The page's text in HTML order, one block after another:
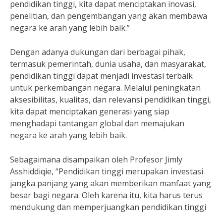
pendidikan tinggi, kita dapat menciptakan inovasi,
penelitian, dan pengembangan yang akan membawa
negara ke arah yang lebih baik.”
Dengan adanya dukungan dari berbagai pihak,
termasuk pemerintah, dunia usaha, dan masyarakat,
pendidikan tinggi dapat menjadi investasi terbaik
untuk perkembangan negara. Melalui peningkatan
aksesibilitas, kualitas, dan relevansi pendidikan tinggi,
kita dapat menciptakan generasi yang siap
menghadapi tantangan global dan memajukan
negara ke arah yang lebih baik.
Sebagaimana disampaikan oleh Profesor Jimly
Asshiddiqie, “Pendidikan tinggi merupakan investasi
jangka panjang yang akan memberikan manfaat yang
besar bagi negara. Oleh karena itu, kita harus terus
mendukung dan memperjuangkan pendidikan tinggi